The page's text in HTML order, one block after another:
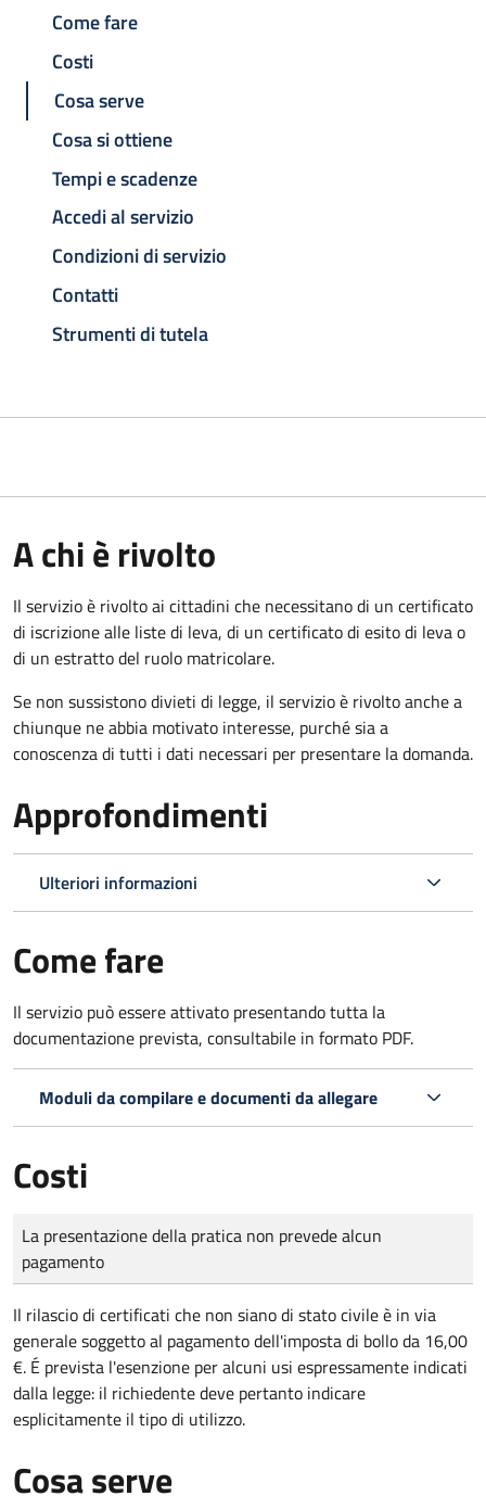
Come fare
Costi
Cosa serve
Cosa si ottiene
Tempi e scadenze
Accedi al servizio
Condizioni di servizio
Contatti
Strumenti di tutela
A chi è rivolto
Il servizio è rivolto ai cittadini che necessitano di un certificato
di iscrizione alle liste di leva, di un certificato di esito di leva o
di un estratto del ruolo matricolare.
Se non sussistono divieti di legge, il servizio è rivolto anche a
chiunque ne abbia motivato interesse, purché sia a
conoscenza di tutti i dati necessari per presentare la domanda.
Approfondimenti
Ulteriori informazioni
Come fare
Il servizio può essere attivato presentando tutta la
documentazione prevista, consultabile in formato PDF.
Moduli da compilare e documenti da allegare
Costi
Tipo di pagamento
Importo
La presentazione della pratica non prevede alcun
pagamento
Il rilascio di certificati che non siano di stato civile è in via
generale soggetto al pagamento dell'imposta di bollo da 16,00
€. É prevista l'esenzione per alcuni usi espressamente indicati
dalla legge: il richiedente deve pertanto indicare
esplicitamente il tipo di utilizzo.
Cosa serve